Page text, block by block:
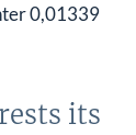
0,01339
its